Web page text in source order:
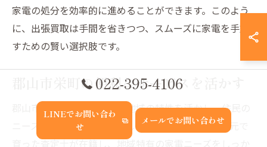
家電の処分を効率的に進めることができます。このよう
に、出張買取は手間を省きつつ、スムーズに家電を手放
すための賢い選択肢です。
郡山市栄町の便利なサービスを活かす
郡山市栄町の出張買取は、地域の特性を活かし、住民の
ニーズに応えるサービスとして定着しています。地元で
育った査定士が在籍し、地域特有の家電ニーズをしっか
022-395-4106
LINEでお問い合わ
せ
メールでお問い合わせ